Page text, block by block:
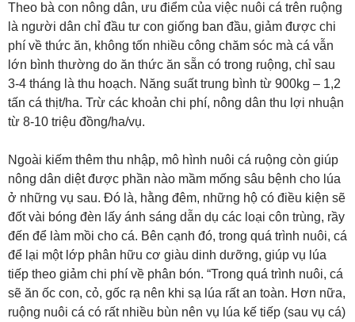
Theo bà con nông dân, ưu điểm của việc nuôi cá trên ruộng
là người dân chỉ đầu tư con giống ban đầu, giảm được chi
phí về thức ăn, không tốn nhiều công chăm sóc mà cá vẫn
lớn bình thường do ăn thức ăn sẵn có trong ruộng, chỉ sau
3-4 tháng là thu hoạch. Năng suất trung bình từ 900kg – 1,2
tấn cá thịt/ha. Trừ các khoản chi phí, nông dân thu lợi nhuận
từ 8-10 triệu đồng/ha/vụ.
Ngoài kiếm thêm thu nhập, mô hình nuôi cá ruộng còn giúp
nông dân diệt được phần nào mầm mống sâu bệnh cho lúa
ở những vụ sau. Đó là, hằng đêm, những hộ có điều kiện sẽ
đốt vài bóng đèn lấy ánh sáng dẫn dụ các loại côn trùng, rầy
đến để làm mồi cho cá. Bên cạnh đó, trong quá trình nuôi, cá
để lại một lớp phân hữu cơ giàu dinh dưỡng, giúp vụ lúa
tiếp theo giảm chi phí về phân bón. “Trong quá trình nuôi, cá
sẽ ăn ốc con, cỏ, gốc rạ nên khi sạ lúa rất an toàn. Hơn nữa,
ruộng nuôi cá có rất nhiều bùn nên vụ lúa kế tiếp (sau vụ cá)